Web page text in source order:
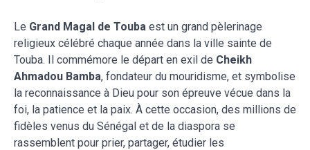
Le Grand Magal de Touba est un grand pèlerinage
religieux célébré chaque année dans la ville sainte de
Touba. Il commémore le départ en exil de Cheikh
Ahmadou Bamba, fondateur du mouridisme, et symbolise
la reconnaissance à Dieu pour son épreuve vécue dans la
foi, la patience et la paix. À cette occasion, des millions de
fidèles venus du Sénégal et de la diaspora se
rassemblent pour prier, partager, étudier les